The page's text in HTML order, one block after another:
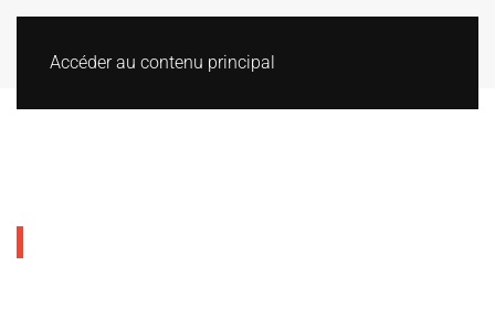
Accéder au contenu principal